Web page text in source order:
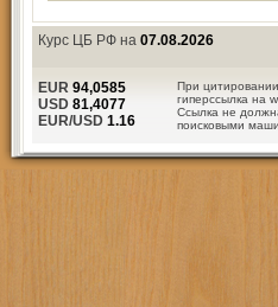
Курс ЦБ РФ на 07.08.2026
При
гиперссылка на
Ссылка не
поисковыми
EUR 94,0585
USD 81,4077
EUR/USD 1.16